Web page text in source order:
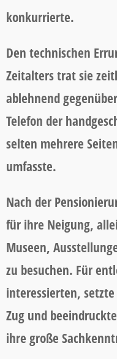
konkurrierte.
Den technischen
Zeitalters trat sie
ablehnend
Telefon der
selten mehrere
umfasste.
Nach der
für ihre Neigung,
Museen,
zu besuchen. Für
interessierten,
Zug und
ihre große